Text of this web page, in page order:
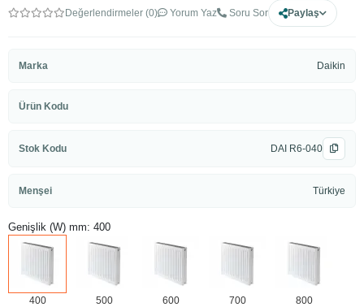
Değerlendirmeler (0) Yorum Yaz Soru Sor Paylaş
Marka Daikin
Ürün Kodu
Stok Kodu DAI R6-040
Menşei Türkiye
Genişlik (W) mm: 400
400 500 600 700 800